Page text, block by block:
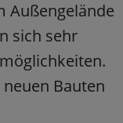
Außengelände
sich sehr
Bauten